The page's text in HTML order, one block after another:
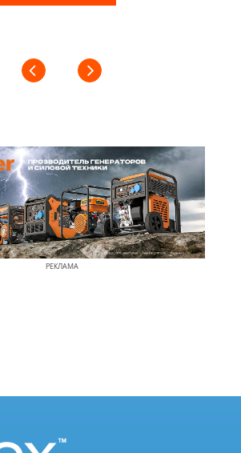
РЕКЛАМА